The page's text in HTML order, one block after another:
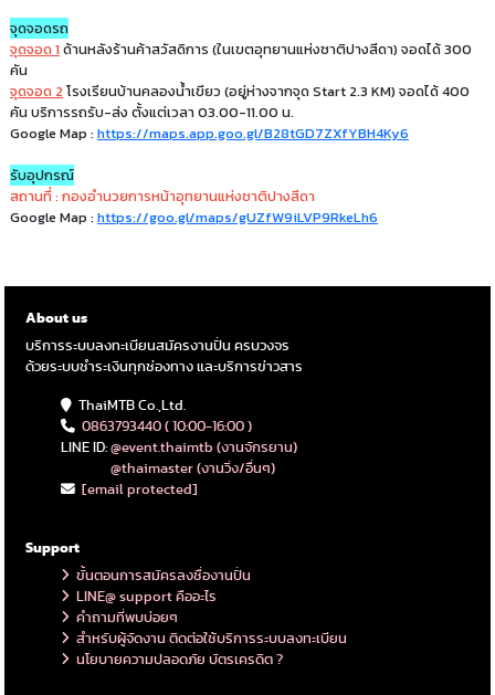
จุดจอดรถ
จุดจอด 1 ด้านหลังร้านค้าสวัสดิการ (ในเขตอุทยานแห่งชาติปางสีดา) จอดได้ 300
คัน
จุดจอด 2 โรงเรียนบ้านคลองน้ำเขียว (อยู่ห่างจากจุด Start 2.3 KM) จอดได้ 400
คัน บริการรถรับ-ส่ง ตั้งแต่เวลา 03.00-11.00 น.
Google Map :https://maps.app.goo.gl/B28tGD7ZXfYBH4Ky6
รับอุปกรณ์
สถานที่ : กองอำนวยการหน้าอุทยานแห่งชาติปางสีดา
Google Map :https://goo.gl/maps/gUZfW9iLVP9RkeLh6
About us
บริการระบบลงทะเบียนสมัครงานปั่น ครบวงจร
ด้วยระบบชำระเงินทุกช่องทาง และบริการข่าวสาร
ThaiMTB Co.,Ltd.
0863793440 ( 10:00-16:00 )
LINE ID: @event.thaimtb (งานจักรยาน)
@thaimaster (งานวิ่ง/อื่นๆ)
[email protected]
Support
ขั้นตอนการสมัครลงชื่องานปั่น
LINE@ support คืออะไร
คำถามที่พบบ่อยๆ
สำหรับผู้จัดงาน ติดต่อใช้บริการระบบลงทะเบียน
นโยบายความปลอดภัย บัตรเครดิต ?